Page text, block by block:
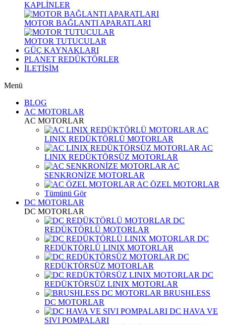
KAPLİNLER
MOTOR BAĞLANTI APARATLARI
MOTOR TUTUCULAR
GÜÇ KAYNAKLARI
PLANET REDÜKTÖRLER
İLETİŞİM
Menü
BLOG
AC MOTORLAR
AC MOTORLAR
AC
LINIX REDÜKTÖRLÜ MOTORLAR
AC
LINIX REDÜKTÖRSÜZ MOTORLAR
AC
SENKRONİZE MOTORLAR
AC ÖZEL MOTORLAR
Tümünü Gör
DC MOTORLAR
DC MOTORLAR
DC
REDÜKTÖRLÜ MOTORLAR
DC
REDÜKTÖRLÜ LINIX MOTORLAR
DC
REDÜKTÖRSÜZ MOTORLAR
DC
REDÜKTÖRSÜZ LINIX MOTORLAR
BRUSHLESS
DC MOTORLAR
DC HAVA VE
SIVI POMPALARI